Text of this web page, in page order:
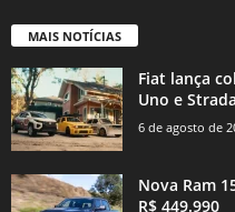
MAIS NOTÍCIAS
Fiat lança
Uno e
6 de agosto de
Nova Ram
R$ 449.990